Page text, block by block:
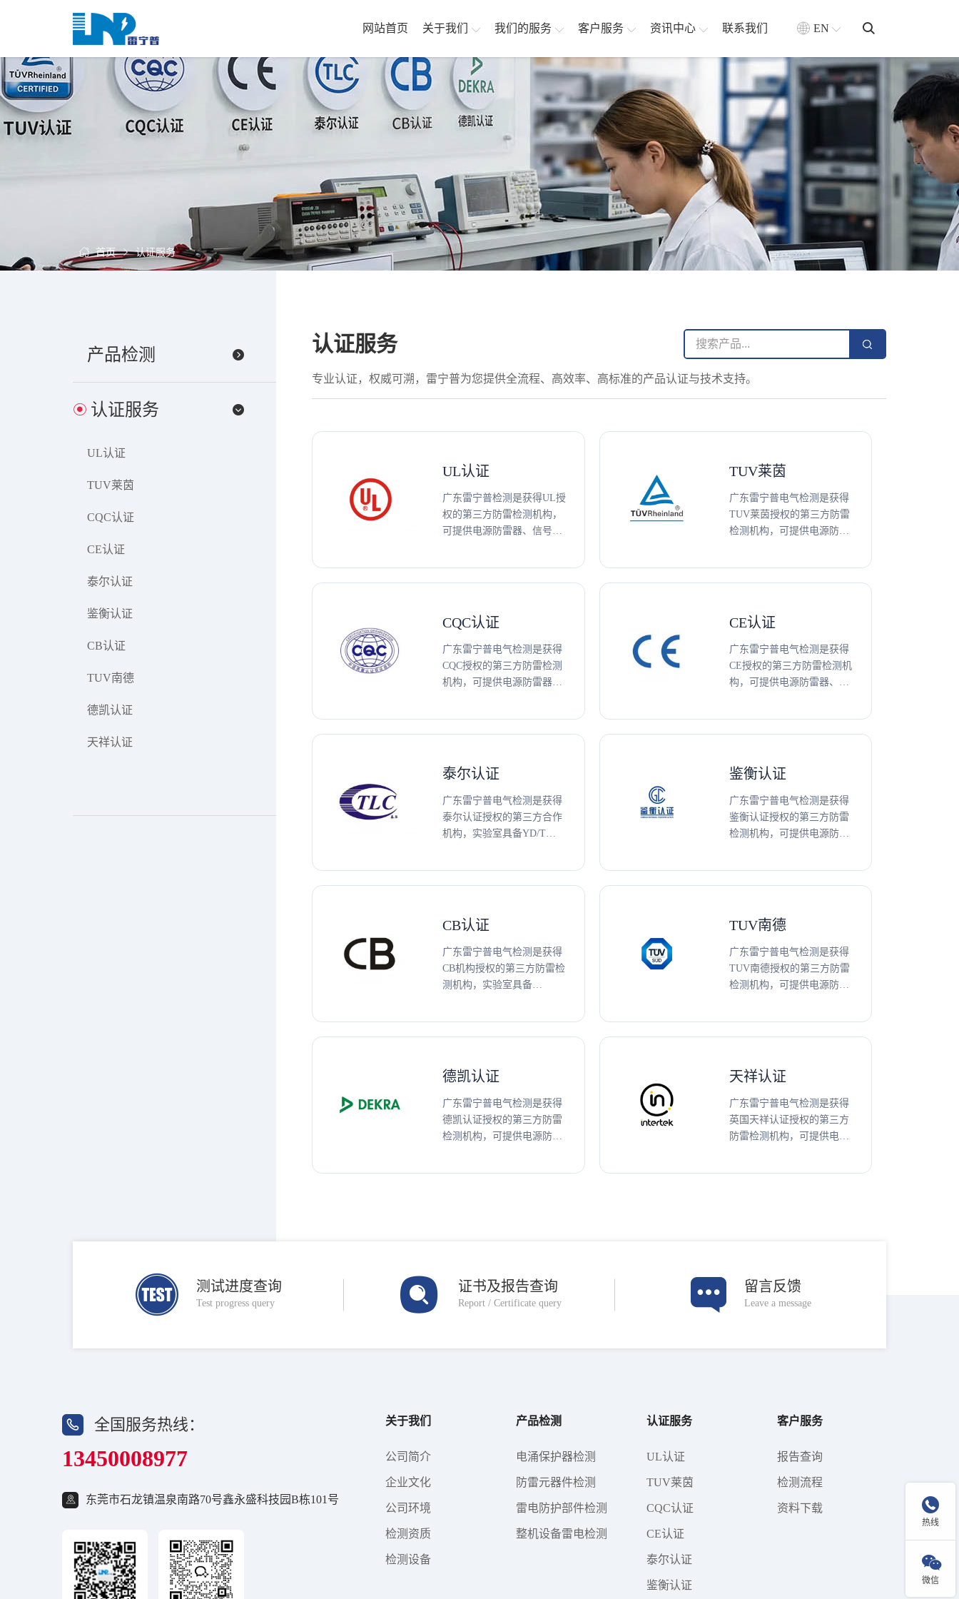
网站首页 关于我们 我们的服务 客户服务 资讯中心 联系我们 EN
首页 认证服务
产品检测
认证服务
UL认证
TUV莱茵
CQC认证
CE认证
泰尔认证
鉴衡认证
CB认证
TUV南德
德凯认证
天祥认证
认证服务
专业认证，权威可溯，雷宁普为您提供全流程、高效率、高标准的产品认证与技术支持。
UL认证
广东雷宁普检测是获得UL授
权的第三方防雷检测机构，
可提供电源防雷器、信号网
管、TMOV等防雷产品UL认
TUV莱茵
广东雷宁普电气检测是获得
TUV莱茵授权的第三方防雷
检测机构，可提供电源防雷
敏电阻、气体放电管、
证、测试及技术咨询服务。
CQC认证
广东雷宁普电气检测是获得
CQC授权的第三方防雷检测
机构，可提供电源防雷器、
件、压敏电阻、TMOV等防
术咨询服务。
CE认证
广东雷宁普电气检测是获得
CE授权的第三方防雷检测机
构，可提供电源防雷器、信
阻、气体放电管、TMOV等
术咨询服务。
泰尔认证
广东雷宁普电气检测是获得
泰尔认证授权的第三方合作
机构，实验室具备YD/T
流电涌保护器、通信信号电
保护器等防雷产品标准测试
及泰尔认证​技术咨询服务。
鉴衡认证
广东雷宁普电气检测是获得
鉴衡认证授权的第三方防雷
检测机构，可提供电源防雷
电管、防雷器专用后备保护
测试及技术咨询服务。
CB认证
广东雷宁普电气检测是获得
CB机构授权的第三方防雷检
测机构，实验室具备
质，可提供电源SPD、信号
等防雷产品CB认证、测试及
技术咨询服务。
TUV南德
广东雷宁普电气检测是获得
TUV南德授权的第三方防雷
检测机构，可提供电源防雷
敏电阻、气体放电管、
证、测试及技术咨询服务。
德凯认证
广东雷宁普电气检测是获得
德凯认证授权的第三方防雷
检测机构，可提供电源防雷
天祥认证
广东雷宁普电气检测是获得
英国天祥认证授权的第三方
防雷检测机构，可提供电源
测试进度查询
Test progress query
证书及报告查询
Report / Certificate query
留言反馈
Leave a message
全国服务热线：
13450008977
东莞市石龙镇温泉南路70号鑫永盛科技园B栋101号
关于我们
公司简介
企业文化
公司环境
检测资质
检测设备
产品检测
电涌保护器检测
防雷元器件检测
雷电防护部件检测
整机设备雷电检测
认证服务
UL认证
TUV莱茵
CQC认证
CE认证
泰尔认证
鉴衡认证
客户服务
报告查询
检测流程
资料下载
站
首
页
关
于
我
们
心

热线

微信